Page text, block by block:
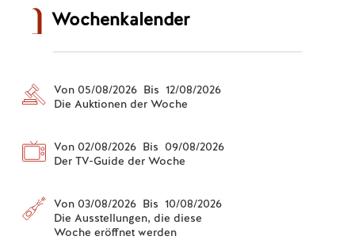
Wochenkalender
Von 05/08/2026 Bis 12/08/2026
Die Auktionen der Woche
Von 02/08/2026 Bis 09/08/2026
Der TV-Guide der Woche
Von 03/08/2026 Bis 10/08/2026
Die Ausstellungen, die diese
Woche eröffnet werden